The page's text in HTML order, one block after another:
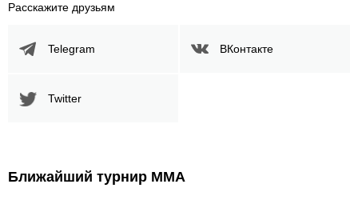
Расскажите друзьям
Telegram ВКонтакте
Twitter
Ближайший турнир ММА